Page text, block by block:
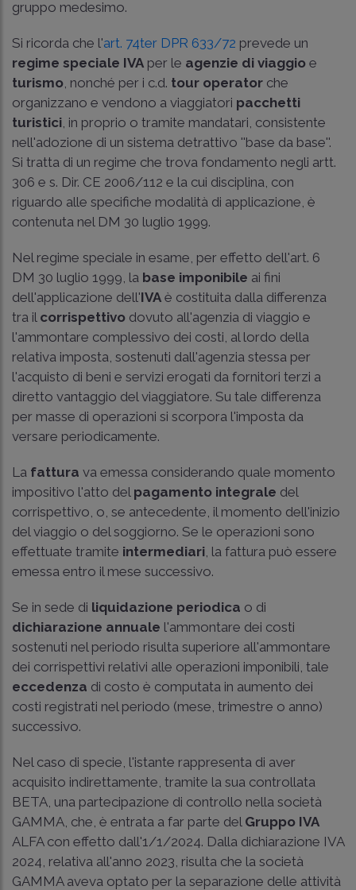
gruppo medesimo.
Si ricorda che l'art. 74ter DPR 633/72 prevede un
regime speciale IVA per le agenzie di viaggio e
turismo , nonché per i c.d. tour operator che
organizzano e vendono a viaggiatori pacchetti
turistici , in proprio o tramite mandatari, consistente
nell'adozione di un sistema detrattivo ''base da base''.
Si tratta di un regime che trova fondamento negli artt.
306 e s. Dir. CE 2006/112 e la cui disciplina, con
riguardo alle specifiche modalità di applicazione, è
contenuta nel DM 30 luglio 1999.
Nel regime speciale in esame, per effetto dell'art. 6
DM 30 luglio 1999 , la base imponibile ai fini
dell'applicazione dell'IVA è costituita dalla differenza
tra il corrispettivo dovuto all'agenzia di viaggio e
l'ammontare complessivo dei costi, al lordo della
relativa imposta, sostenuti dall'agenzia stessa per
l'acquisto di beni e servizi erogati da fornitori terzi a
diretto vantaggio del viaggiatore. Su tale differenza
per masse di operazioni si scorpora l'imposta da
versare periodicamente.
La fattura va emessa considerando quale momento
impositivo l'atto del pagamento integrale del
corrispettivo, o, se antecedente, il momento dell'inizio
del viaggio o del soggiorno. Se le operazioni sono
effettuate tramite intermediari , la fattura può essere
emessa entro il mese successivo.
Se in sede di liquidazione periodica o di
dichiarazione annuale l'ammontare dei costi
sostenuti nel periodo risulta superiore all'ammontare
dei corrispettivi relativi alle operazioni imponibili, tale
eccedenza di costo è computata in aumento dei
costi registrati nel periodo (mese, trimestre o anno)
successivo.
Nel caso di specie, l'istante rappresenta di aver
acquisito indirettamente, tramite la sua controllata
BETA, una partecipazione di controllo nella società
GAMMA, che, è entrata a far parte del Gruppo IVA
ALFA con effetto dall'1/1/2024. Dalla dichiarazione IVA
2024, relativa all'anno 2023, risulta che la società
GAMMA aveva optato per la separazione delle attività